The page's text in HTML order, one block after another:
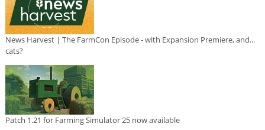
News Harvest | The FarmCon Episode - with Expansion Premiere, and...
cats?
Patch 1.21 for Farming Simulator 25 now available